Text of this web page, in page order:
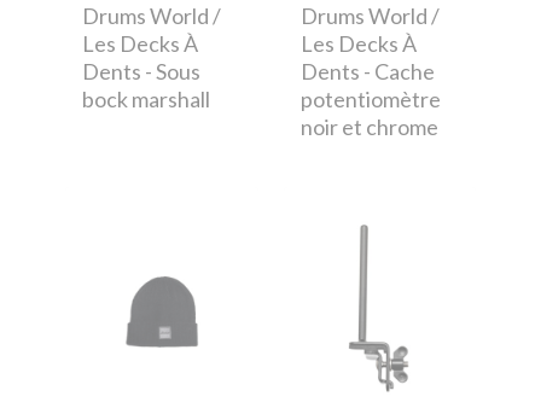
Drums World /
Les Decks À
Dents - Sous
bock marshall
Drums World /
Les Decks À
Dents - Cache
potentiomètre
noir et chrome